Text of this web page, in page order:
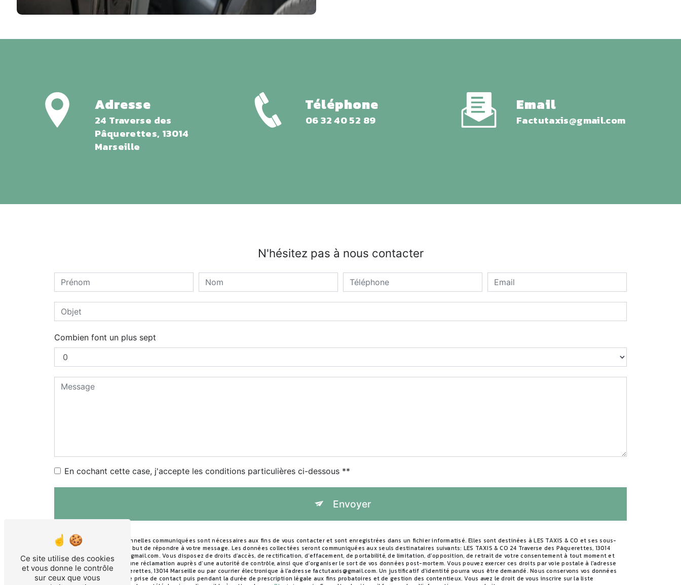
Adresse
24 Traverse des
Pâquerettes, 13014
Marseille
Téléphone
06 32 40 52 89
Email
factutaxis@gmail.com
N'hésitez pas à nous contacter
Combien font un plus sept
En cochant cette case, j'accepte les conditions particulières ci-dessous **
Envoyer
** Les données personnelles communiquées sont nécessaires aux fins de vous contacter et sont enregistrées dans un fichier informatisé. Elles sont destinées à LES TAXIS & CO et ses sous-
traitants dans le seul but de répondre à votre message. Les données collectées seront communiquées aux seuls destinataires suivants: LES TAXIS & CO 24 Traverse des Pâquerettes, 13014
Marseille factutaxis@gmail.com. Vous disposez de droits d’accès, de rectification, d’effacement, de portabilité, de limitation, d’opposition, de retrait de votre consentement à tout moment et
du droit d’introduire une réclamation auprès d’une autorité de contrôle, ainsi que d’organiser le sort de vos données post-mortem. Vous pouvez exercer ces droits par voie postale à l'adresse
24 Traverse des Pâquerettes, 13014 Marseille ou par courrier électronique à l'adresse factutaxis@gmail.com. Un justificatif d'identité pourra vous être demandé. Nous conservons vos données
pendant la période de prise de contact puis pendant la durée de prescription légale aux fins probatoires et de gestion des contentieux. Vous avez le droit de vous inscrire sur la liste
Ce site utilise des cookies
et vous donne le contrôle
sur ceux que vous